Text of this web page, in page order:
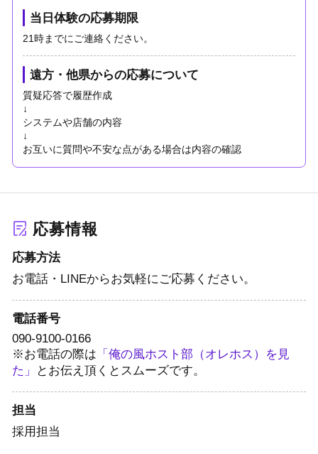
当日体験の応募期限
21時までにご連絡ください。
遠方・他県からの応募について
質疑応答で履歴作成
↓
システムや店舗の内容
↓
お互いに質問や不安な点がある場合は内容の確認
応募情報
応募方法
お電話・LINEからお気軽にご応募ください。
電話番号
090-9100-0166
※お電話の際は 「俺の風ホスト部（オレホス）を見
た」
とお伝え頂くとスムーズです。
担当
採用担当